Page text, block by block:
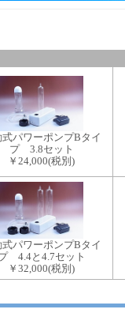
パワーポンプBタイ
プ 3.8セット
￥24,000(税別)
パワーポンプBタイ
4.4と4.7セット
￥32,000(税別)